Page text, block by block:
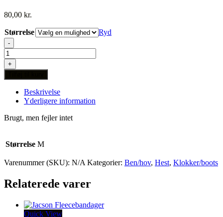
80,00 kr.
Størrelse Ryd
-
4
Horses
Gummi
Belægning
+
Beskrivelse
Yderligere information
Brugt, men fejler intet
Størrelse M
Varenummer (SKU): N/A Kategorier: Ben/hov, Hest, Klokker/boots
Relaterede varer
Quick View